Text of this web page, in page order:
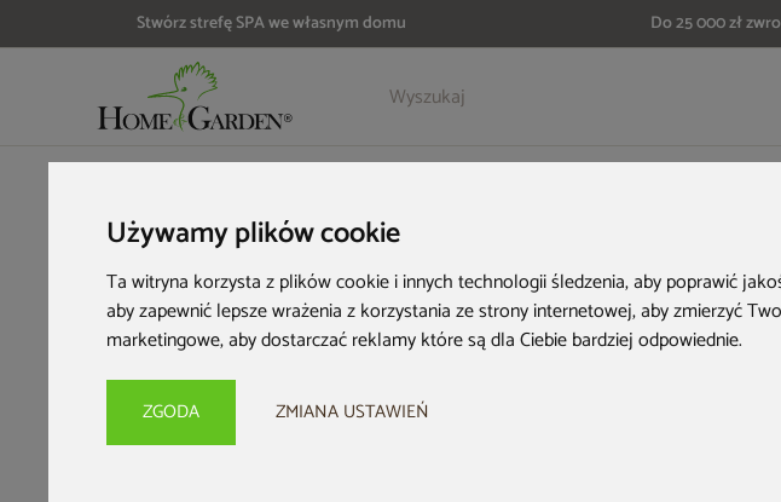
Używamy plików cookie
Ta witryna korzysta z plików cookie i innych technologii śledzenia, aby poprawić
aby zapewnić lepsze wrażenia z korzystania ze strony internetowej,aby zmierzyć
marketingowe,aby dostarczać reklamy które są dla Ciebie bardziej odpowiednie.
ZGODA ZMIANA USTAWIEŃ
Stwórz strefę SPA we własnym domu Do 25 000 zł
Szczegóły Opinie